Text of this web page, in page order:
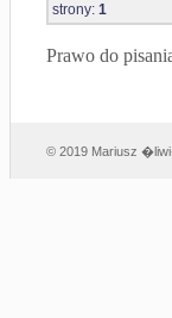
strony: 1
Prawo do
© 2019 Mariusz